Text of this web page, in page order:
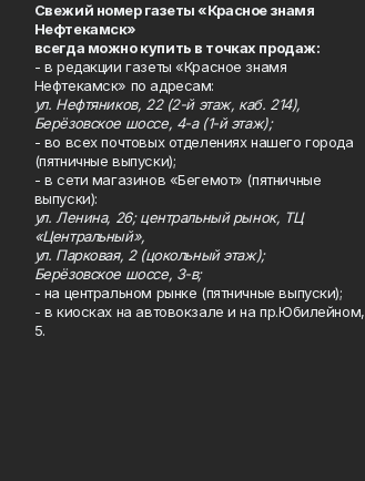
Свежий номер газеты «Красное знамя
Нефтекамск»
всегда можно купить в точках продаж:
- в редакции газеты «Красное знамя
Нефтекамск» по адресам:
ул. Нефтяников, 22 (2-й этаж, каб. 214),
Берёзовское шоссе, 4-а (1-й этаж);
- во всех почтовых отделениях нашего города
(пятничные выпуски);
- в сети магазинов «Бегемот» (пятничные
выпуски):
ул. Ленина, 26; центральный рынок, ТЦ
«Центральный»,
ул. Парковая, 2 (цокольный этаж);
Берёзовское шоссе, 3-в;
- на центральном рынке (пятничные выпуски);
- в киосках на автовокзале и на пр.Юбилейном,
5.